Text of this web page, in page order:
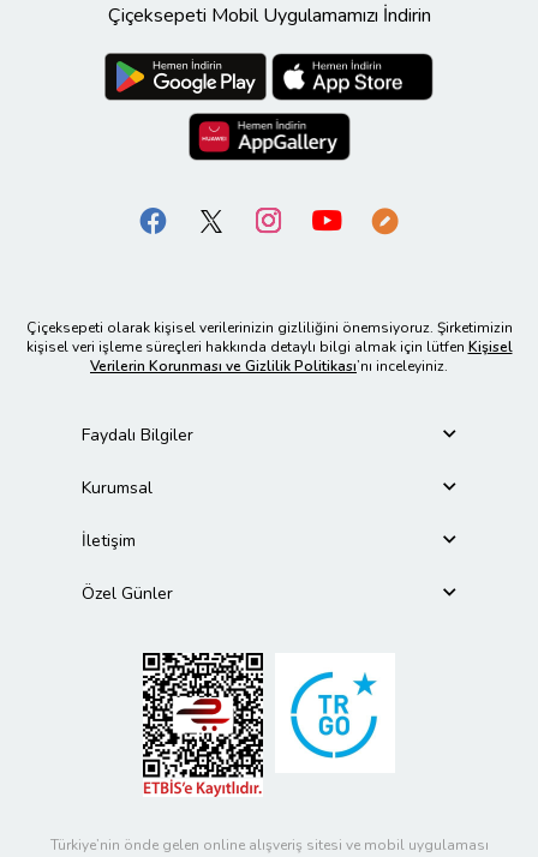
Çiçeksepeti Mobil Uygulamamızı İndirin
Çiçeksepeti olarak kişisel verilerinizin gizliliğini önemsiyoruz. Şirketimizin
kişisel veri işleme süreçleri hakkında detaylı bilgi almak için lütfen Kişisel
Verilerin Korunması ve Gizlilik Politikası’nı inceleyiniz.
Faydalı Bilgiler
Kurumsal
İletişim
Özel Günler
Türkiye’nin önde gelen online alışveriş sitesi ve mobil uygulaması